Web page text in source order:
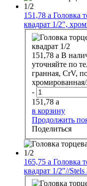
151,78 a Головка
квадрат 1/2",
151,78 a В
уточняйте по
гранная, CrV,
-
151,78 a
в корзину
Продолжить
Поделиться
165,75 a Головка
квадрат 1/2"//Stels